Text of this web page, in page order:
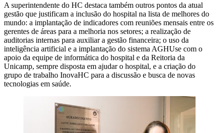
A superintendente do HC destaca também outros pontos da atual
gestão que justificam a inclusão do hospital na lista de melhores do
mundo: a implantação de indicadores com reuniões mensais entre os
gerentes de áreas para a melhoria nos setores; a realização de
auditorias internas para auxiliar a gestão financeira; o uso da
inteligência artificial e a implantação do sistema AGHUse com o
apoio da equipe de informática do hospital e da Reitoria da
Unicamp, sempre disposta em ajudar o hospital, e a criação do
grupo de trabalho InovaHC para a discussão e busca de novas
tecnologias em saúde.